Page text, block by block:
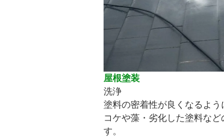
屋根塗装
洗浄
塗料の密着性が良くなるよう
コケや藻・劣化した塗料など
す。